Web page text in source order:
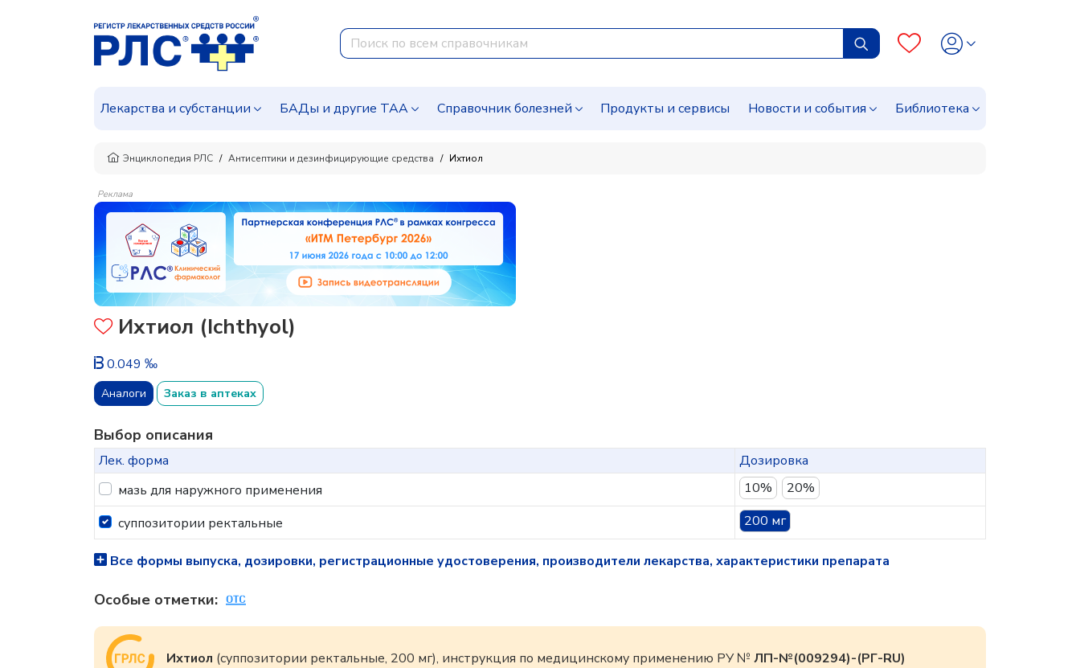
Лекарства и субстанции БАДы и другие ТАА Справочник болезней Продукты и сервисы Новости и события Библиотека
Энциклопедия РЛС Антисептики и дезинфицирующие средства Ихтиол
Реклама
Ихтиол (Ichthyol)
0.049 ‰
Аналоги Заказ в аптеках
Выбор описания
Лек. форма
Дозировка
мазь для наружного применения
10%
20%
суппозитории ректальные
200 мг
Все формы выпуска, дозировки, регистрационные удостоверения, производители лекарства, характеристики препарата
Особые отметки:
Ихтиол (суппозитории ректальные, 200 мг), инструкция по медицинскому применению РУ № ЛП-№(009294)-(РГ-RU)